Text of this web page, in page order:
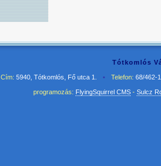
Tótkomlós
Cím: 5940, Tótkomlós, Fő utca 1. • Telefon: 68/462-
programozás: FlyingSquirrel CMS- Sulcz